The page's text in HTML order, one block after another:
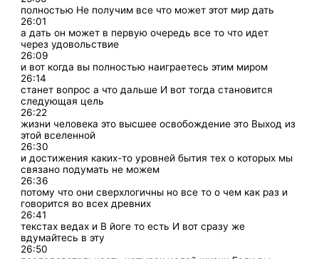
полностью Не получим все что может этот мир дать
26:01
а дать он может в первую очередь все то что идет
через удовольствие
26:09
и вот когда вы полностью наиграетесь этим миром
26:14
станет вопрос а что дальше И вот тогда становится
следующая цель
26:22
жизни человека это высшее освобождение это Выход из
этой вселенной
26:30
и достижения каких-то уровней бытия тех о которых мы
связано подумать не можем
26:36
потому что они сверхлогичны но все то о чем как раз и
говорится во всех древних
26:41
текстах ведах и В йоге то есть И вот сразу же
вдумайтесь в эту
26:50